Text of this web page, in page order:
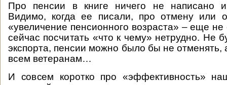
Про пенсии в книге ничего не написано
Видимо, когда ее писали, про отмену или
«увеличение пенсионного возраста» – еще
сейчас посчитать «что к чему» нетрудно. Не
экспорта, пенсии можно было бы не отменять,
всем ветеранам…
И совсем коротко про «эффективность»